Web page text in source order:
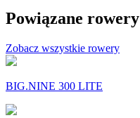
Powiązane rowery
Zobacz wszystkie rowery
BIG.NINE 300 LITE